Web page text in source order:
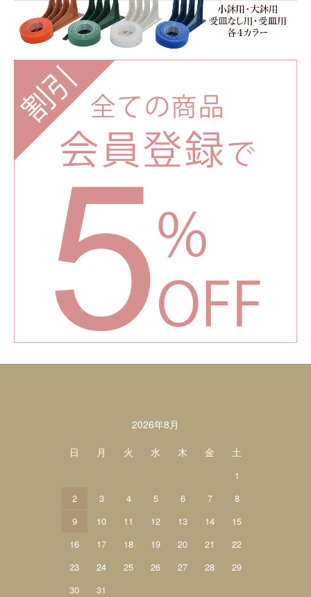
2026年8月
日
月 火 水 木 金 土
1
2
3 4 5 6 7
8
9
10 11 12 13 14
15
16
17 18 19 20 21
22
23
24 25 26 27 28
29
30
31